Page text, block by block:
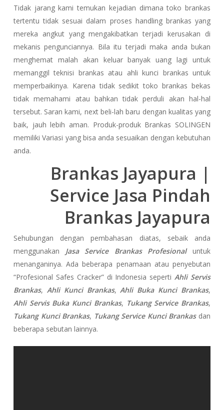
Tidak jarang kami temukan kejadian dimana toko brankas
tertentu tidak sesuai dalam proses handling brankas yang
mereka angkut yang mengakibatkan terjadi kerusakan di
mekanis pengunciannya. Bila itu terjadi maka anda bukan
menghemat malah akan keluar banyak uang lagi untuk
memanggil teknisi brankas atau ahli kunci brankas untuk
memperbaikinya. Karena tidak sedikit toko brankas bekas
tidak memahami atau bahkan tidak perduli akan hal-hal
tersebut. Saran kami, next beli-lah baru dengan kualitas yang
baik, jauh lebih aman. Produk-produk Brankas SOLINGEN
memiliki Variasi yang bisa anda sesuaikan dengan kebutuhan
anda.
Brankas Jayapura |
Service Jasa Pindah
Brankas Jayapura
Sehubungan dengan pembahasan diatas, sebaik anda
menggunakan Jasa Service Brankas Profesionaluntuk
menanganinya. Ada beberapa penamaan atau penyebutan
“Profesional Safes Cracker” di Indonesia sepertiAhli Servis
Brankas, Ahli Kunci Brankas,Ahli Buka Kunci Brankas,
Ahli Servis Buka Kunci Brankas, Tukang Service Brankas,
Tukang Kunci Brankas, Tukang Service Kunci Brankasdan
beberapa sebutan lainnya.